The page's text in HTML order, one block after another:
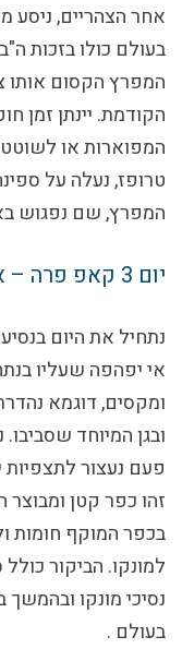
אחר הצהריים, ניסע
בעולם כולו בזכות
המפרץ הקסום אותו
הקודמת. יינתן זמן
המפוארות או
טרופז, נעלה על
המפרץ, שם נפגוש
יום 3 קאפ פרה –
נתחיל את היום
אי יפהפה שעליו
ומקסים, דוגמא
ובגן המיוחד
פעם נעצור
זהו כפר קטן
בכפר המוקף חומות
למונקו. הביקור
נסיכי מונקו ובהמשך
בעולם .